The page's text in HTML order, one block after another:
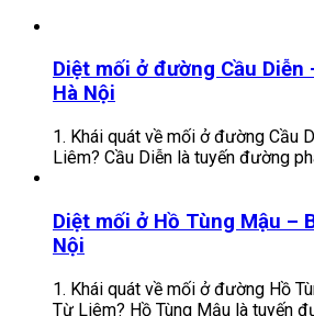
Diệt mối ở đường Cầu Diễn
Hà Nội
1. Khái quát về mối ở đường Cầu
Liêm? Cầu Diễn là tuyến đường
Diệt mối ở Hồ Tùng Mậu –
Nội
1. Khái quát về mối ở đường Hồ
Từ Liêm? Hồ Tùng Mậu là tuyến